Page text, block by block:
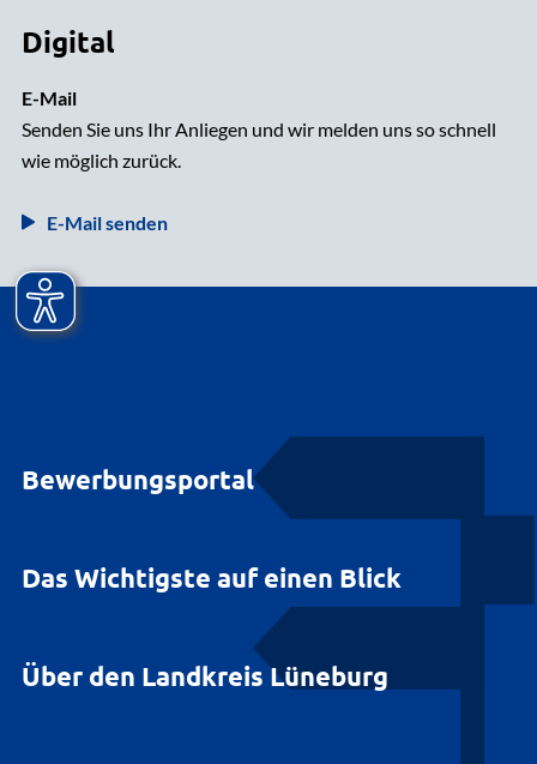
Digital
E-Mail
Senden Sie uns Ihr Anliegen und wir melden uns so schnell
wie möglich zurück.
E-Mail senden
Bewerbungsportal
Das Wichtigste auf einen Blick
Über den Landkreis Lüneburg